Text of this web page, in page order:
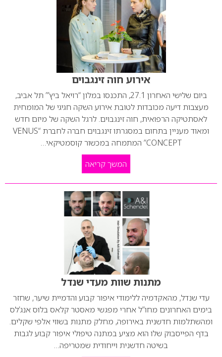
אירוע חוה זינגבוים
ביום שלישי האחרון 27.1, התכנסו במלון “רויאל ביץ’” תל אביב,
מעצבות דיעה מכובדות לטובת אירוע השקה חגיגי של המומחית
לאסתטיקה הרפואית, חוה זינגבוים. לרגל השקה של מיזם חדש
ומאוד מעניין בתחום במסגרתו זינגבוים חברה לחברת “VENUS
CONCEPT” המתמחה במכשור קוסמטיקאי…
המשך קריאה
מתנות שוות מעדי שנדל
עדי שנדל, מהאקדמיה ללימודי איפור קבוע והדמיית שיער, שחזר
בימים האחרונים מחו”ל אחרי מפגשי מאסטר קלאס בלוס אנג’לס
ומהשתלמות חדשנית באירופה, מחלק מתנות בשווי אלפי שקלים.
בדף הפייסבוק שלו הוא מציע במתנה טיפולי איפור קבוע לגבות
בשיטה חדשנית וייחודית שמטריפה…